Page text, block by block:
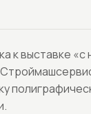
к выставке «с